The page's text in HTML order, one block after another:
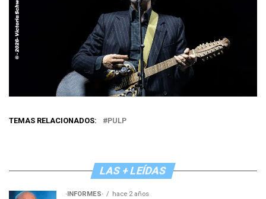
TEMAS RELACIONADOS: PULP
LAS + LEÍDAS
·INFORMES· hace 2 años